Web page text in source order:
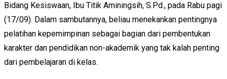
Bidang Kesiswaan, Ibu Titik Aminingsih, S.Pd., pada Rabu pagi
(17/09). Dalam sambutannya, beliau menekankan pentingnya
pelatihan kepemimpinan sebagai bagian dari pembentukan
karakter dan pendidikan non-akademik yang tak kalah penting
dari pembelajaran di kelas.